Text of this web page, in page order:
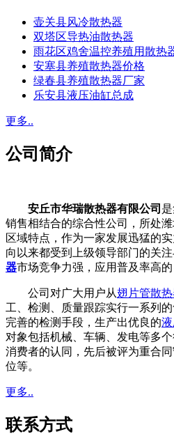
壶关县风冷散热器
双塔区导热油散热器
雨花区鸡舍温控养殖用散热
安塞县养殖散热器价格
绿春县养殖散热器厂家
乐安县液压油缸总成
更多..
公司简介
安丘市华瑞散热器有限公司
销售相结合的综合性公司，所处
区域特点，作为一家发展迅猛的
向以来都受到上级领导部门的关
器市场竞争力强，应用普及率高的
公司对广大用户从翅片管散热
工、检测、质量跟踪实行一系列
完善的检测手段，生产出优良的
对象包括机械、车辆、发电等多个
消费者的认同，先后被评为重合
位等。
更多..
联系方式